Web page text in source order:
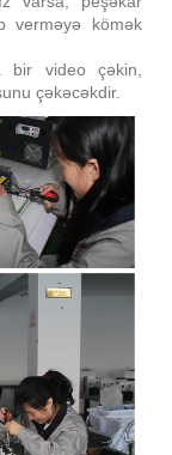
verməyə kömək
bir video çəkin,
çəkəcəkdir.